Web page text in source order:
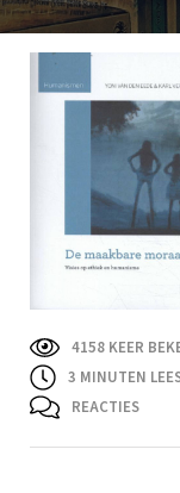
4158 KEER
3 MINUTEN
REACTIES